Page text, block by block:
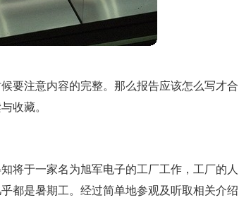
要注意内容的完整。那么报告应该怎么写才合
收藏。
将于一家名为旭军电子的工厂工作，工厂的人
都是暑期工。经过简单地参观及听取相关介绍